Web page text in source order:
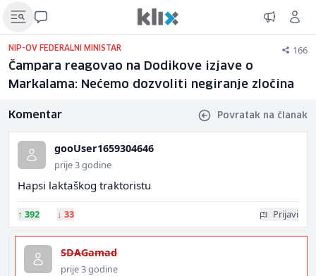
NIP-OV FEDERALNI MINISTAR 166
Čampara reagovao na Dodikove izjave o
Markalama: Nećemo dozvoliti negiranje zločina
Komentar Povratak na članak
gooUser1659304646
prije 3 godine
Hapsi laktaškog traktoristu
↑ 392 ↓ 33 Prijavi
SDAGamad
prije 3 godine